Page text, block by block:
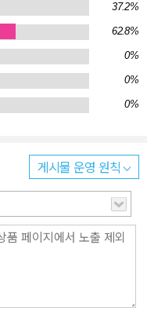
37.2%
62.8%
0%
0%
0%
게시물 운영 원칙